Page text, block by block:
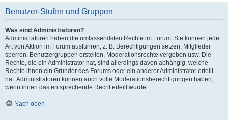
Benutzer-Stufen und Gruppen
Was sind Administratoren?
Administratoren haben die umfassendsten Rechte im Forum. Sie können jede
Art von Aktion im Forum ausführen; z. B. Berechtigungen setzen, Mitglieder
sperren, Benutzergruppen erstellen, Moderationsrechte vergeben usw. Die
Rechte, die ein Administrator hat, sind allerdings davon abhängig, welche
Rechte ihnen ein Gründer des Forums oder ein anderer Administrator erteilt
hat. Administratoren können auch volle Moderationsberechtigungen haben,
wenn ihnen das entsprechende Recht erteilt wurde.
Nach oben